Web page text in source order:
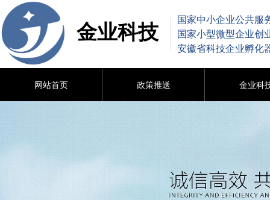
国家中小企业公共服
国家小型微型企业创
安徽省科技企业孵化
金业科技
网站首页 政策推送 金业科